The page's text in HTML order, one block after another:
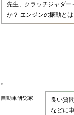
先生、クラッチジャダー
か？ エンジンの振動と
自動車研究家
良い質
などに